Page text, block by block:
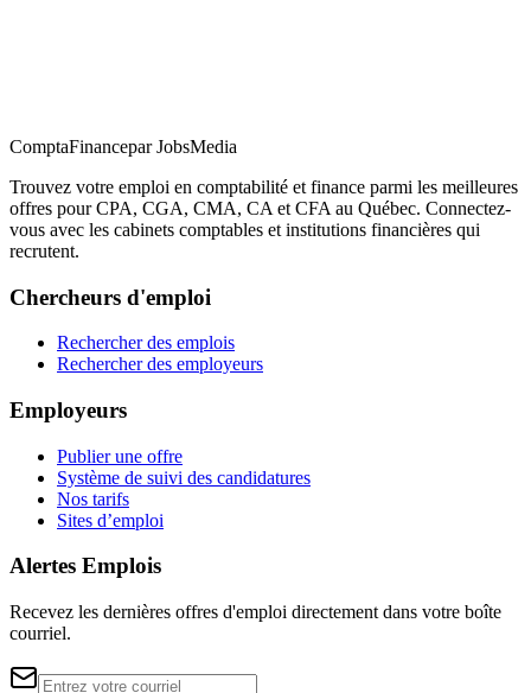
ComptaFinancepar JobsMedia
Trouvez votre emploi en comptabilité et finance parmi les meilleures
offres pour CPA, CGA, CMA, CA et CFA au Québec. Connectez-
vous avec les cabinets comptables et institutions financières qui
recrutent.
Chercheurs d'emploi
Rechercher des emplois
Rechercher des employeurs
Employeurs
Publier une offre
Système de suivi des candidatures
Nos tarifs
Sites d’emploi
Alertes Emplois
Recevez les dernières offres d'emploi directement dans votre boîte
courriel.